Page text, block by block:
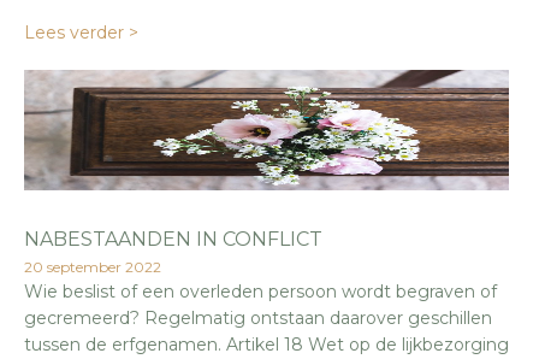
Lees verder >
NABESTAANDEN IN CONFLICT
20 september 2022
Wie beslist of een overleden persoon wordt begraven of
gecremeerd? Regelmatig ontstaan daarover geschillen
tussen de erfgenamen. Artikel 18 Wet op de lijkbezorging